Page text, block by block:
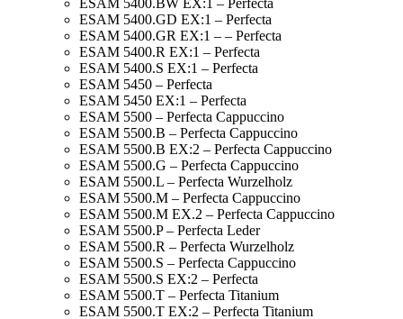
ESAM 5400.GD EX:1 – Perfecta
ESAM 5400.GR EX:1 – – Perfecta
ESAM 5400.R EX:1 – Perfecta
ESAM 5400.S EX:1 – Perfecta
ESAM 5450 – Perfecta
ESAM 5450 EX:1 – Perfecta
ESAM 5500 – Perfecta Cappuccino
ESAM 5500.B – Perfecta Cappuccino
ESAM 5500.B EX:2 – Perfecta Cappuccino
ESAM 5500.G – Perfecta Cappuccino
ESAM 5500.L – Perfecta Wurzelholz
ESAM 5500.M – Perfecta Cappuccino
ESAM 5500.M EX.2 – Perfecta Cappuccino
ESAM 5500.P – Perfecta Leder
ESAM 5500.R – Perfecta Wurzelholz
ESAM 5500.S – Perfecta Cappuccino
ESAM 5500.S EX:2 – Perfecta
ESAM 5500.T – Perfecta Titanium
ESAM 5500.T EX:2 – Perfecta Titanium